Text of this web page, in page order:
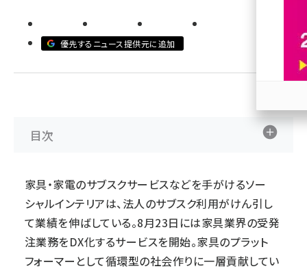
優先するニュース提供元に追加
目次
家具・家電のサブスクサービスなどを手がけるソー
シャルインテリアは、法人のサブスク利用がけん引し
て業績を伸ばしている。8月23日には家具業界の受発
注業務をDX化するサービスを開始。家具のプラット
フォーマーとして循環型の社会作りに一層貢献してい
参